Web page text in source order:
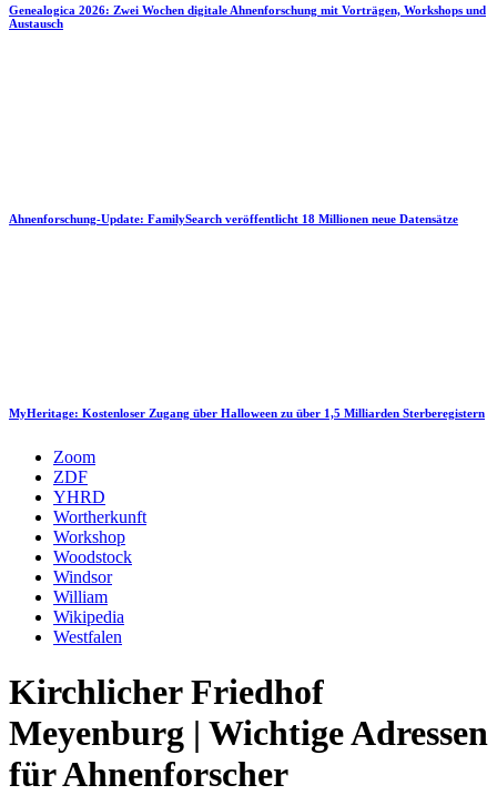
Genealogica 2026: Zwei Wochen digitale Ahnenforschung mit Vorträgen, Workshops und
Austausch
Ahnenforschung-Update: FamilySearch veröffentlicht 18 Millionen neue Datensätze
MyHeritage: Kostenloser Zugang über Halloween zu über 1,5 Milliarden Sterberegistern
Zoom
ZDF
YHRD
Wortherkunft
Workshop
Woodstock
Windsor
William
Wikipedia
Westfalen
Kirchlicher Friedhof
Meyenburg | Wichtige Adressen
für Ahnenforscher